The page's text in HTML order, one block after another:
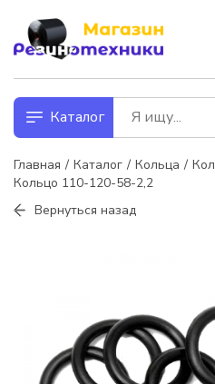
Каталог
Главная Каталог Кольца
Кольцо 110-120-58-2,2
Вернуться назад